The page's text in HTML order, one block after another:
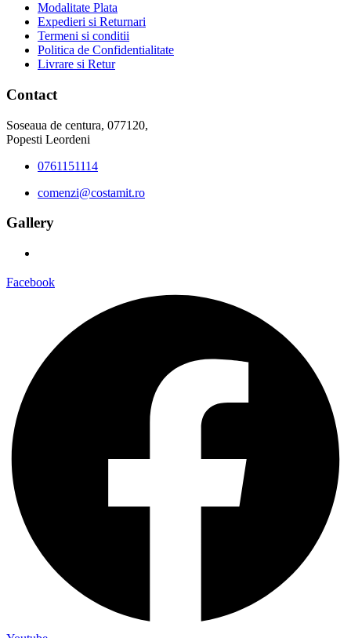
Modalitate Plata
Expedieri si Returnari
Termeni si conditii
Politica de Confidentialitate
Livrare si Retur
Contact
Soseaua de centura, 077120,
Popesti Leordeni
0761151114
comenzi@costamit.ro
Gallery
Facebook